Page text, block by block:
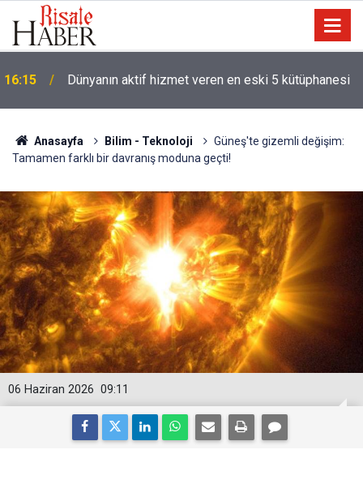
14:30
'Hz. Muhammed denizci miydi' sorusu üzerine
Müslüman oldu
Anasayfa Bilim - Teknoloji
Güneş'te gizemli değişim:
Tamamen farklı bir davranış moduna geçti!
09:11
06 Haziran 2026